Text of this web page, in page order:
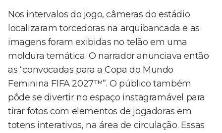
Nos intervalos do jogo, câmeras do estádio
localizaram torcedoras na arquibancada e as
imagens foram exibidas no telão em uma
moldura temática. O narrador anunciava então
as “convocadas para a Copa do Mundo
Feminina FIFA 2027™”. O público também
pôde se divertir no espaço instagramável para
tirar fotos com elementos de jogadoras em
totens interativos, na área de circulação. Essas